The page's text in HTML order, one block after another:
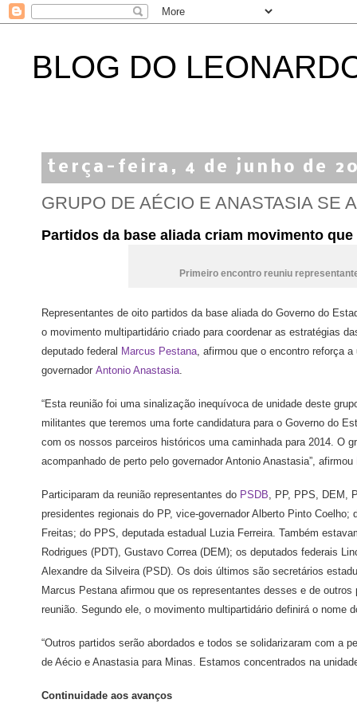
BLOG DO
terça-feira, 4 de junho de
GRUPO DE AÉCIO E ANASTASIA SE
Partidos da base aliada criam movimento
Primeiro encontro reuniu
Representantes de oito partidos da base aliada do Governo do
o movimento multipartidário criado para coordenar as estratégias
deputado federal Marcus Pestana, afirmou que o encontro reforça
governador Antonio Anastasia.
“Esta reunião foi uma sinalização inequívoca de unidade deste
militantes que teremos uma forte candidatura para o Governo do
com os nossos parceiros históricos uma caminhada para 2014. O
acompanhado de perto pelo governador Antonio Anastasia”, afirmou
Participaram da reunião representantes do PSDB, PP, PPS, DEM,
presidentes regionais do PP, vice-governador Alberto Pinto
Freitas; do PPS, deputada estadual Luzia Ferreira. Também
Rodrigues (PDT), Gustavo Correa (DEM); os deputados federais
Alexandre da Silveira (PSD). Os dois últimos são secretários
Marcus Pestana afirmou que os representantes desses e de
reunião. Segundo ele, o movimento multipartidário definirá o nome
“Outros partidos serão abordados e todos se solidarizaram com a
de Aécio e Anastasia para Minas. Estamos concentrados na
Continuidade aos avanços